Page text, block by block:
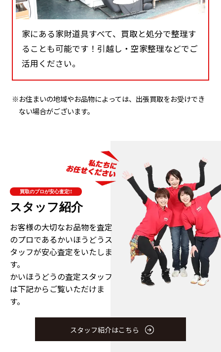
家にある家財道具すべて、買取と処分で整理す
ることも可能です！引越し・空家整理などでご
活用ください。
※お住まいの地域やお品物によっては、出張買取をお受けでき
ない場合がございます。
買取のプロが安心査定!!
スタッフ紹介
お客様の大切なお品物を査定
のプロであるかいほうどうス
タッフが安心査定をいたしま
す。
かいほうどうの査定スタッフ
は下記からご覧いただけま
す。
スタッフ紹介はこちら